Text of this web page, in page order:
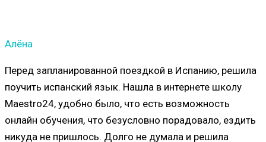
Алёна
Перед запланированной поездкой в Испанию, решила
поучить испанский язык. Нашла в интернете школу
Maestro24, удобно было, что есть возможность
онлайн обучения, что безусловно порадовало, ездить
никуда не пришлось. Долго не думала и решила